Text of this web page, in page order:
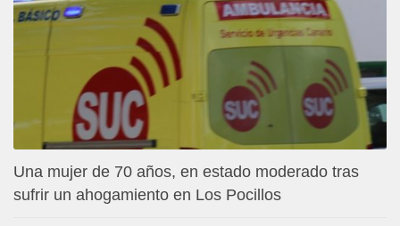
Una mujer de 70 años, en estado moderado tras
sufrir un ahogamiento en Los Pocillos